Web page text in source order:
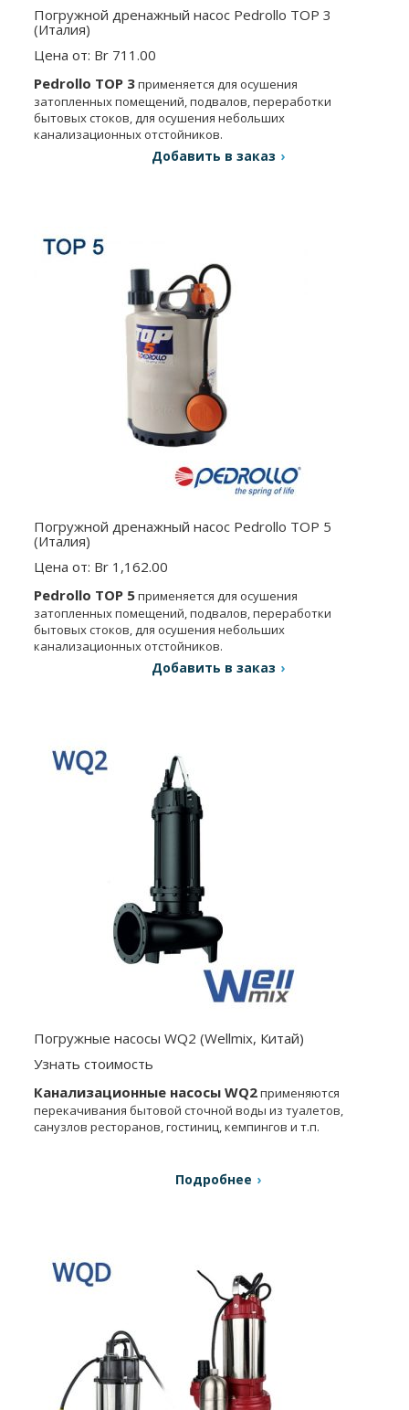
Погружной дренажный насос Pedrollo TOP 3
(Италия)
Цена от: Br 711.00
Pedrollo TOP 3применяется для осушения
затопленных помещений, подвалов, переработки
бытовых стоков, для осушения небольших
канализационных отстойников.
Добавить в заказ
Погружной дренажный насос Pedrollo TOP 5
(Италия)
Цена от: Br 1,162.00
Pedrollo TOP 5применяется для осушения
затопленных помещений, подвалов, переработки
бытовых стоков, для осушения небольших
канализационных отстойников.
Добавить в заказ
Погружные насосы WQ2 (Wellmix, Китай)
Узнать стоимость
Канализационные насосы WQ2применяются
перекачивания бытовой сточной воды из туалетов,
санузлов ресторанов, гостиниц, кемпингов и т.п.
Подробнее